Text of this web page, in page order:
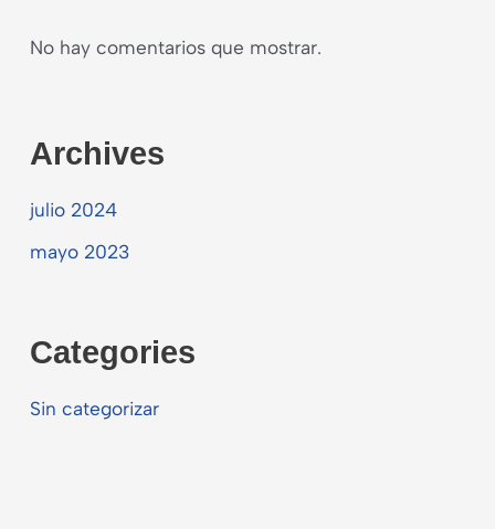
No hay comentarios que mostrar.
Archives
julio 2024
mayo 2023
Categories
Sin categorizar